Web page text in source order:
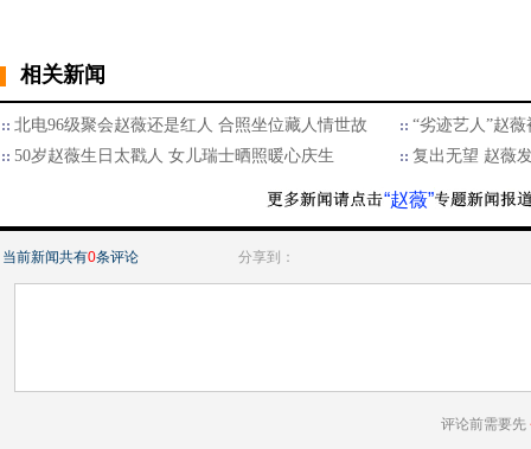
相关新闻
北电96级聚会赵薇还是红人 合照坐位藏人情世故
“劣迹艺人”赵
50岁赵薇生日太戳人 女儿瑞士晒照暖心庆生
复出无望 赵薇
“赵薇”
当前新闻共有0条评论 分享到：
评论前需要先